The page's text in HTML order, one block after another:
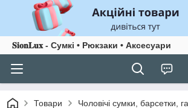
𝐒𝐢𝐨𝐧𝐋𝐮𝐱 - Сумкі • Рюкзаки • Аксесуари
Товари Чоловічі сумки, барсетки,